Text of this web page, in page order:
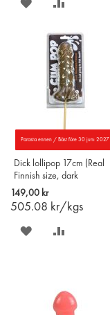
SPARA
ÖNSKELISTAN
JÄMFÖR
Parasta ennen / Bäst före 30 juni 2027
Dick lollipop 17cm (Real
Finnish size, dark
chocolate)
149,00 kr
505.08 kr/kgs
SPARA